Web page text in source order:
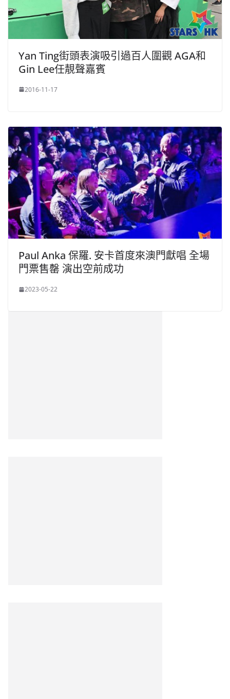
Yan Ting街頭表演吸引過百人圍觀 AGA和
Gin Lee任靚聲嘉賓
2016-11-17
Paul Anka 保羅. 安卡首度來澳門獻唱 全場
門票售罄 演出空前成功
2023-05-22